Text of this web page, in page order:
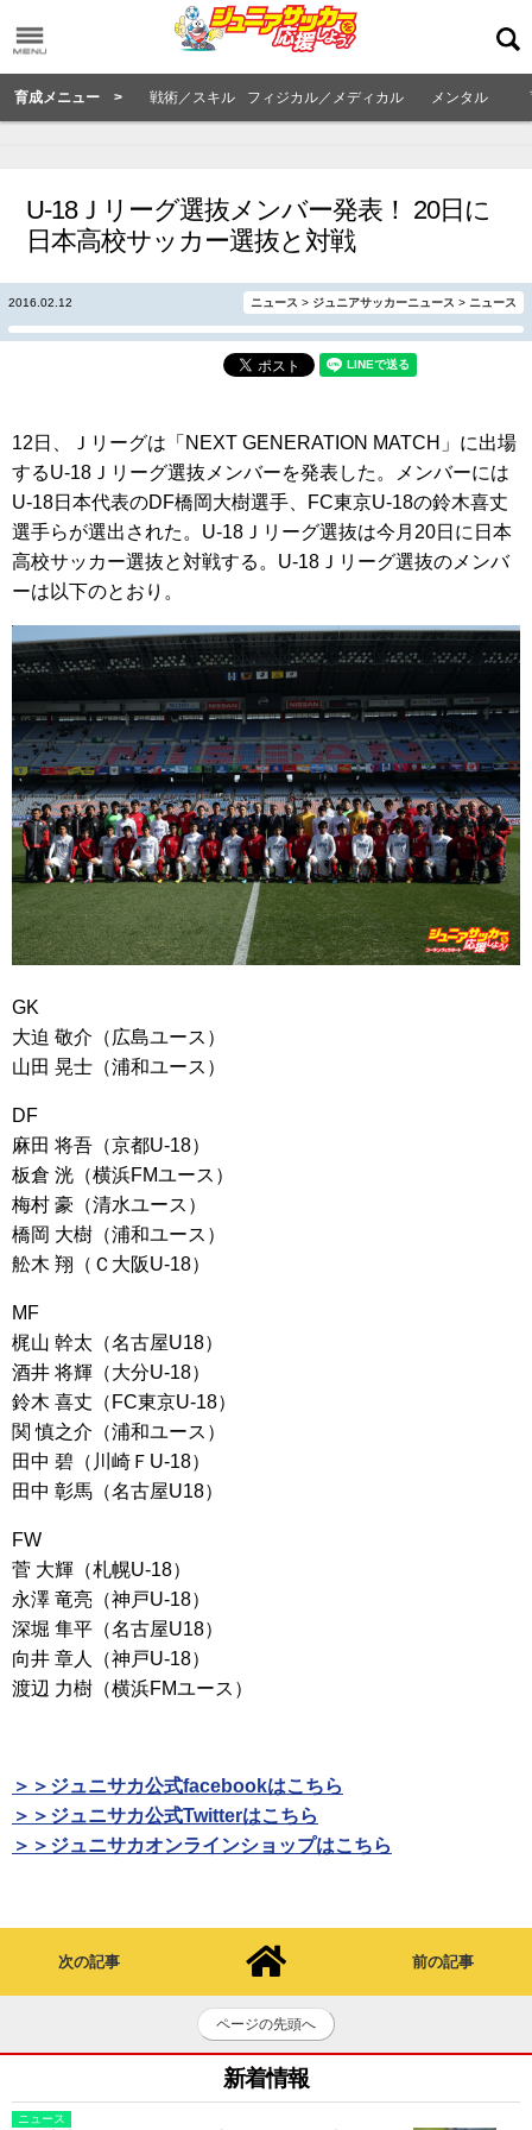
育成メニュー > 戦術／スキル フィジカル／メディカル メンタル
U-18Ｊリーグ選抜メンバー発表！ 20日に
日本高校サッカー選抜と対戦
2016.02.12 ニュース > ジュニアサッカーニュース > ニュース
12日、Ｊリーグは「NEXT GENERATION MATCH」に出場
するU-18Ｊリーグ選抜メンバーを発表した。メンバーには
U-18日本代表のDF橋岡大樹選手、FC東京U-18の鈴木喜丈
選手らが選出された。U-18Ｊリーグ選抜は今月20日に日本
高校サッカー選抜と対戦する。U-18Ｊリーグ選抜のメンバ
ーは以下のとおり。
GK
大迫 敬介（広島ユース）
山田 晃士（浦和ユース）
DF
麻田 将吾（京都U-18）
板倉 洸（横浜FMユース）
梅村 豪（清水ユース）
橋岡 大樹（浦和ユース）
舩木 翔（Ｃ大阪U-18）
MF
梶山 幹太（名古屋U18）
酒井 将輝（大分U-18）
鈴木 喜丈（FC東京U-18）
関 慎之介（浦和ユース）
田中 碧（川崎ＦU-18）
田中 彰馬（名古屋U18）
FW
菅 大輝（札幌U-18）
永澤 竜亮（神戸U-18）
深堀 隼平（名古屋U18）
向井 章人（神戸U-18）
渡辺 力樹（横浜FMユース）
＞＞ジュニサカ公式facebookはこちら
＞＞ジュニサカ公式Twitterはこちら
＞＞ジュニサカオンラインショップはこちら
次の記事 前の記事
ページの先頭へ
新着情報
ニュース